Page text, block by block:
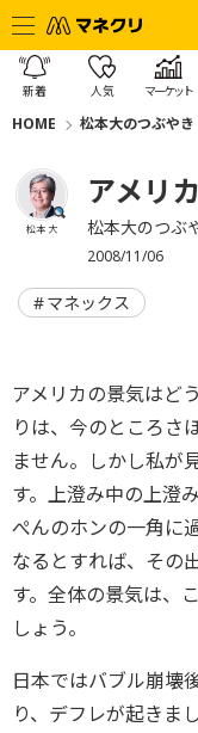
新着 人気 マーケット
HOME 松本大のつぶやき
松本 大
アメリ
松本大のつぶ
2008/11/06
マネックス
アメリカの景気はど
りは、今のところさ
ません。しかし私が
す。上澄み中の上澄
ぺんのホンの一角に
なるとすれば、その
す。全体の景気は、
しょう。
日本ではバブル崩壊
り、デフレが起きま